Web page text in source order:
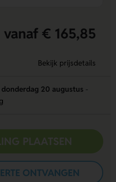
vanaf € 165,85
Bekijk prijsdetails
donderdag 20 augustus
PLAATSEN
ONTVANGEN